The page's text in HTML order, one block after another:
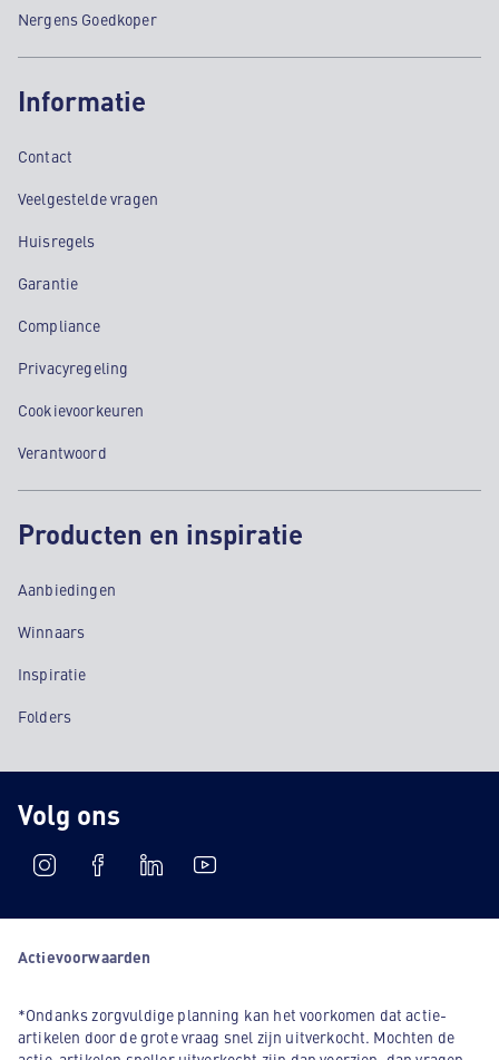
Nergens Goedkoper
Informatie
Contact
Veelgestelde vragen
Huisregels
Garantie
Compliance
Privacyregeling
Cookievoorkeuren
Verantwoord
Producten en inspiratie
Aanbiedingen
Winnaars
Inspiratie
Folders
Volg ons
Actievoorwaarden
*Ondanks zorgvuldige planning kan het voorkomen dat actie-
artikelen door de grote vraag snel zijn uitverkocht. Mochten de